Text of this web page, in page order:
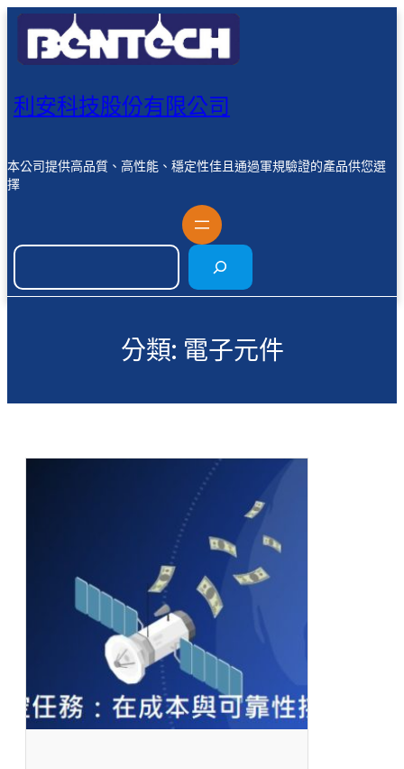
跳
容
利安科技股份有限公司
本公司提供高品質、高性能、穩定性佳且通過軍規驗證的產品供您選
擇
搜
分類: 電子元件